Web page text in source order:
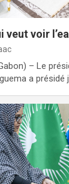
veut voir
– Le
a présidé